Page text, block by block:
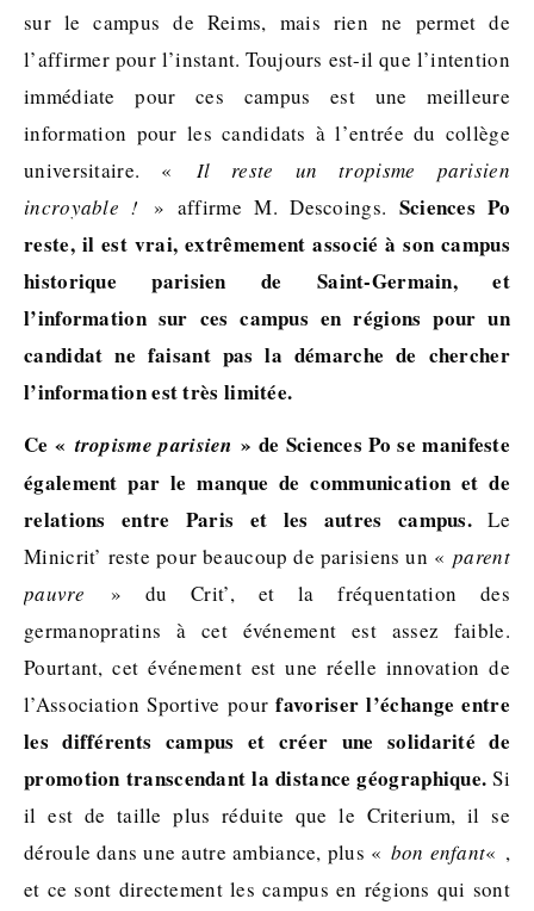
sur le campus de Reims, mais rien ne permet de
l’affirmer pour l’instant. Toujours est-il que l’intention
immédiate pour ces campus est une meilleure
information pour les candidats à l’entrée du collège
universitaire. « Il reste un tropisme parisien
incroyable ! » affirme M. Descoings. Sciences Po
reste, il est vrai, extrêmement associé à son campus
historique parisien de Saint-Germain, et
l’information sur ces campus en régions pour un
candidat ne faisant pas la démarche de chercher
l’information est très limitée.
Ce «tropisme parisien » de Sciences Po se manifeste
également par le manque de communication et de
relations entre Paris et les autres campus. Le
Minicrit’ reste pour beaucoup de parisiens un «parent
pauvre » du Crit’, et la fréquentation des
germanopratins à cet événement est assez faible.
Pourtant, cet événement est une réelle innovation de
l’Association Sportive pourfavoriser l’échange entre
les différents campus et créer une solidarité de
promotion transcendant la distance géographique. Si
il est de taille plus réduite que le Criterium, il se
déroule dans une autre ambiance, plus « bon enfant« ,
et ce sont directement les campus en régions qui sont